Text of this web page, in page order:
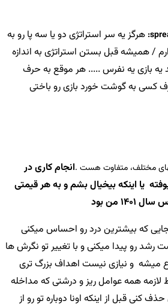
هرگز یه سر استراتژی دو یا سه پا رو به
/ همیشه قبل بستن استراتژی به اندازه
یه بازی یه نفرس ..... هر موقع به حرف
کسی به گوشت خورد بازی رو باختی
مختلف، متفاوت هست .انجام کاری در
یا اینکه بیخیال بشم و به هر قیمتی
من بود
که بیشترین درد رو احساس میکنی
رشد رو پیدا میکنی و با تغییر تو نگرش ها
میشه و نیازی نیست اهداف بزرگ تری
همه عوامل ریز و درشتی که مداخله
کنی قبل از اینکه اونا دوباره تو رو از